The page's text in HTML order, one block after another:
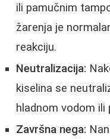
ili pamučnim
žarenja je
reakciju.
Neutralizacija:
kiselina se
hladnom vodom
Završna nega: